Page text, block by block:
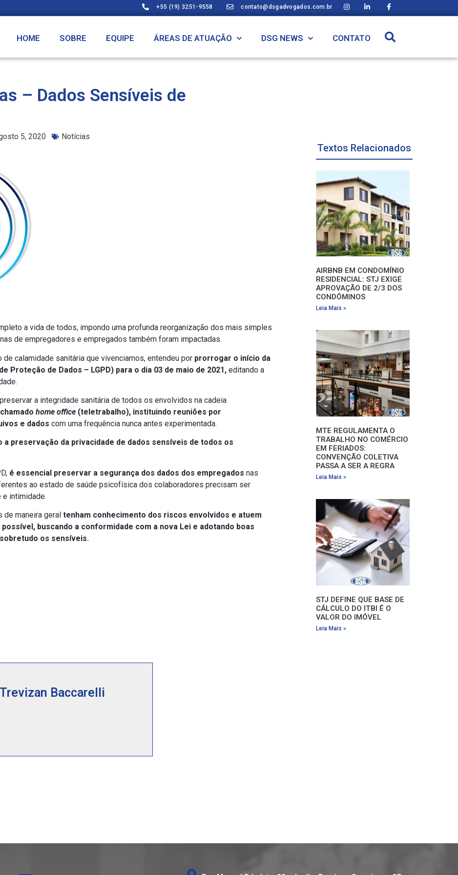
+55 (19) 3251-9558 contato@dsgadvogados.com.br
HOME SOBRE EQUIPE ÁREAS DE ATUAÇÃO DSG NEWS CONTATO
– Dados Sensíveis de
5, 2020 Notícias
a vida de todos, impondo uma profunda reorganização dos mais simples
de empregadores e empregados também foram impactadas.
calamidade sanitária que vivenciamos, entendeu por prorrogar o início da
Proteção de Dados – LGPD) para o dia 03 de maio de 2021, editando a
a integridade sanitária de todos os envolvidos na cadeia
home office (teletrabalho), instituindo reuniões por
e dados com uma frequência nunca antes experimentada.
preservação da privacidade de dados sensíveis de todos os
é essencial preservar a segurança dos dados dos empregados nas
ao estado de saúde psicofísica dos colaboradores precisam ser
intimidade.
maneira geral tenham conhecimento dos riscos envolvidos e atuem
buscando a conformidade com a nova Lei e adotando boas
os sensíveis.
Textos Relacionados
AIRBNB EM CONDOMÍNIO
RESIDENCIAL: STJ EXIGE
APROVAÇÃO DE 2/3 DOS
CONDÔMINOS
Leia Mais »
MTE REGULAMENTA O
TRABALHO NO COMÉRCIO
EM FERIADOS:
CONVENÇÃO COLETIVA
PASSA A SER A REGRA
Leia Mais »
STJ DEFINE QUE BASE DE
CÁLCULO DO ITBI É O
VALOR DO IMÓVEL
Leia Mais »
Baccarelli